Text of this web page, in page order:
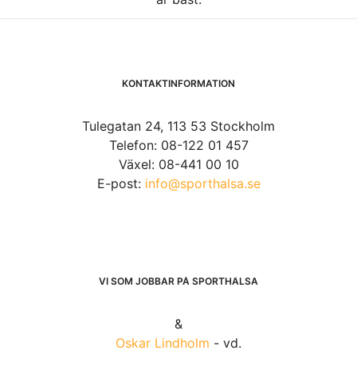
KONTAKTINFORMATION
Tulegatan 24, 113 53 Stockholm
Telefon: 08-122 01 457
Växel: 08-441 00 10
E-post: info@sporthalsa.se
VI SOM JOBBAR PÅ SPORTHÄLSA
&
Oskar Lindholm - vd.